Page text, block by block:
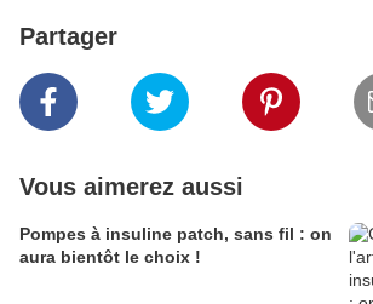
Partager
Vous aimerez aussi
Pompes à insuline patch, sans fil : on
aura bientôt le choix !